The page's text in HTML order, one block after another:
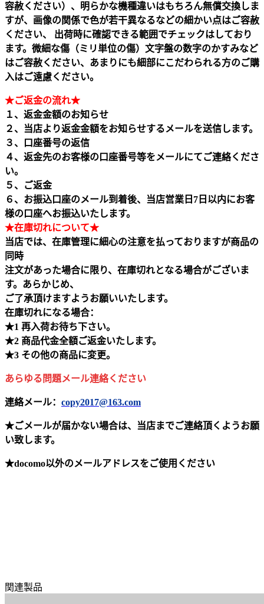
容赦ください）、明らかな機種違いはもちろん無償交換しま
すが、画像の関係で色が若干異なるなどの細かい点はご容赦
ください、 出荷時に確認できる範囲でチェックはしており
ます。微細な傷（ミリ単位の傷）文字盤の数字のかすみなど
はご容赦ください、あまりにも細部にこだわられる方のご購
入はご遠慮ください。
★ご返金の流れ★
１、返金金額のお知らせ
２、当店より返金金額をお知らせするメールを送信します。
３、口座番号の返信
４、返金先のお客様の口座番号等をメールにてご連絡くださ
い。
５、ご返金
６、お振込口座のメール到着後、当店営業日7日以内にお客
様の口座へお振込いたします。
★在庫切れについて★
当店では、在庫管理に細心の注意を払っておりますが商品の
同時
注文があった場合に限り、在庫切れとなる場合がございま
す。あらかじめ、
ご了承頂けますようお願いいたします。
在庫切れになる場合：
★1 再入荷お待ち下さい。
★2 商品代金全額ご返金いたします。
★3 その他の商品に変更。
あらゆる問題メール連絡ください
連絡メール： copy2017@163.com
★ごメールが届かない場合は、当店までご連絡頂くようお願
い致します。
★docomo以外のメールアドレスをご使用ください
関連製品